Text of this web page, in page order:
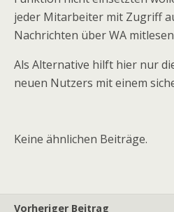
jeder Mitarbeiter mit Zugriff
Nachrichten über WA
Als Alternative hilft hier nur
neuen Nutzers mit einem
Keine ähnlichen Beiträge.
Vorheriger Beitrag